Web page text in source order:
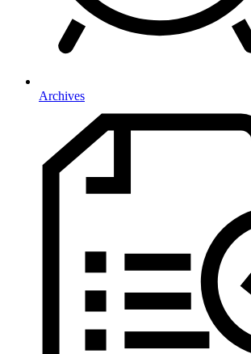
Archives